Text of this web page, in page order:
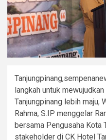
langkah untuk
Tanjungpinang lebih maju,
Rahma, S.IP menggelar
bersama Pengusaha Kota
stakeholder di CK Hotel